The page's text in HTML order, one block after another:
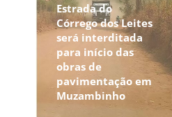
Estrada do
Córrego dos Leites
será interditada
para início das
obras de
pavimentação em
Muzambinho